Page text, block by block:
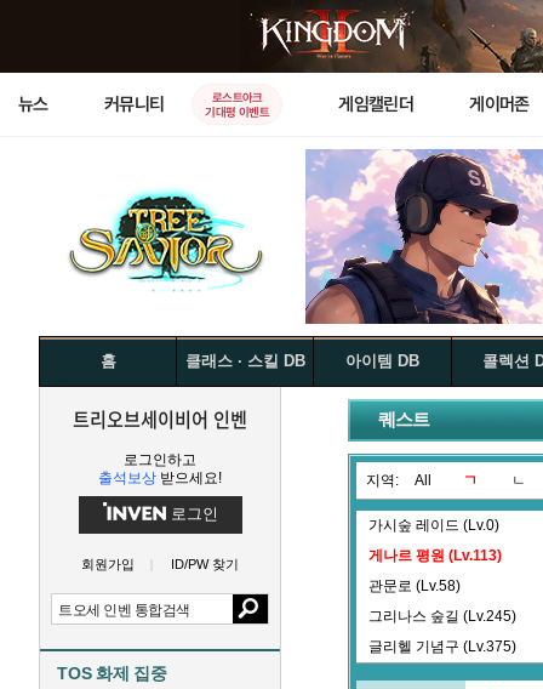
뉴스 커뮤니티
로스트아크
기대평 이벤트
게임캘린더 게이머존
홈 클래스 · 스킬 DB 아이템 DB 콜렉션
트리오브세이비어 인벤
로그인하고
출석보상 받으세요!
로그인
회원가입 ID/PW 찾기
TOS 화제 집중
퀘스트
지역: All ㄱ ㄴ
가시숲 레이드 (Lv.0)
게나르 평원 (Lv.113)
관문로 (Lv.58)
그리나스 숲길 (Lv.245)
글리헬 기념구 (Lv.375)
긴다리 계곡 (Lv.64)